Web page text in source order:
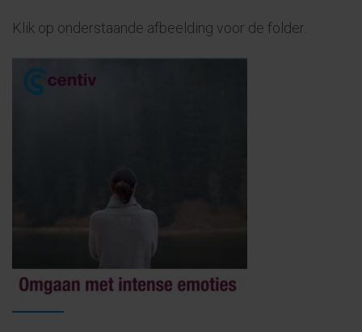
Klik op onderstaande afbeelding voor de folder.